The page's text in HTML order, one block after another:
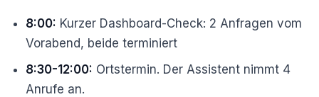
8:00: Kurzer Dashboard-Check: 2 Anfragen vom
Vorabend, beide terminiert
8:30-12:00: Ortstermin. Der Assistent nimmt 4
Anrufe an.